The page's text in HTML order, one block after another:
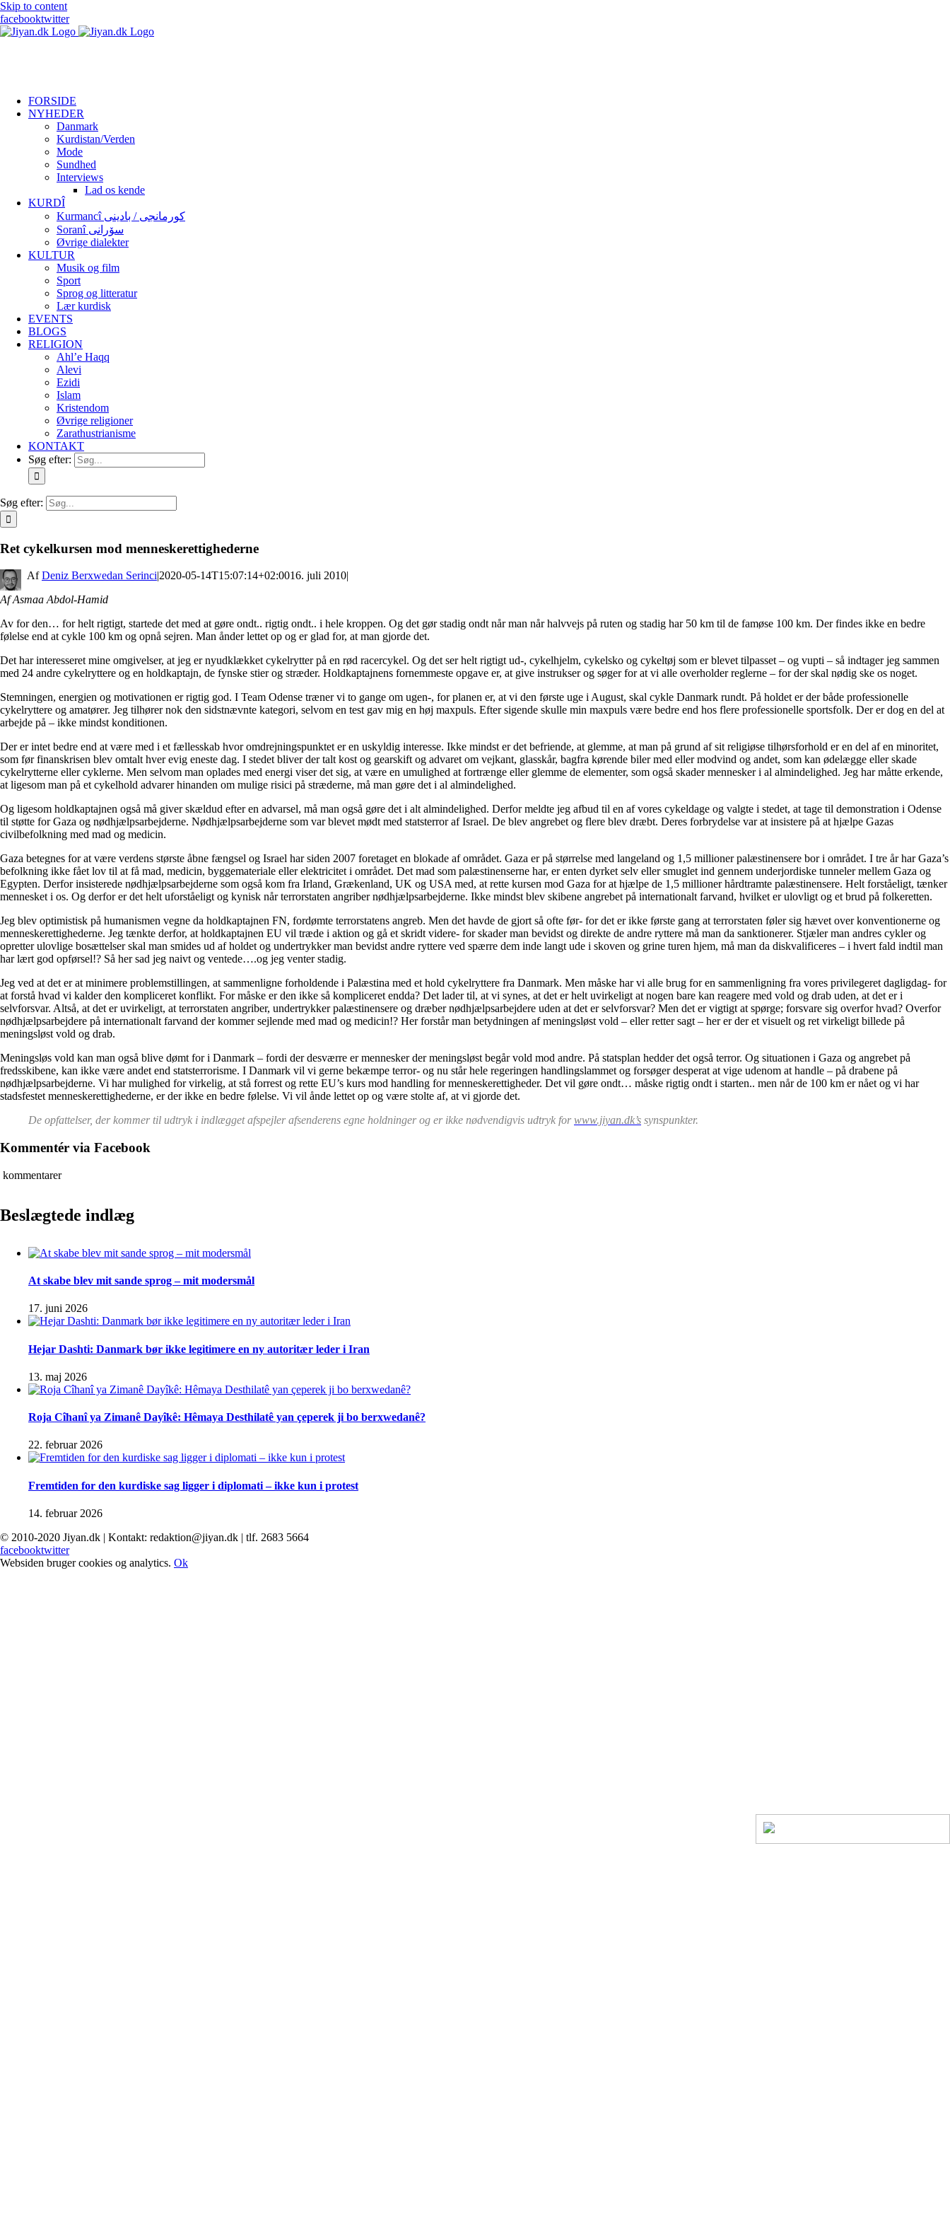
Skip to content
facebooktwitter
FORSIDE
NYHEDER
Danmark
Kurdistan/Verden
Mode
Sundhed
Interviews
Lad os kende
KURDÎ
Kurmancî کورمانجی / بادینی
Soranî سۆرانی
Øvrige dialekter
KULTUR
Musik og film
Sport
Sprog og litteratur
Lær kurdisk
EVENTS
BLOGS
RELIGION
Ahl’e Haqq
Alevi
Ezidi
Islam
Kristendom
Øvrige religioner
Zarathustrianisme
KONTAKT
Søg efter:
Søg efter:
Ret cykelkursen mod menneskerettighederne
By Deniz Berxwedan Serinci|2020-05-14T15:07:14+02:0016. juli 2010|
Af Asmaa Abdol-Hamid
Av for den… for helt rigtigt, startede det med at gøre ondt.. rigtig ondt.. i hele kroppen. Og det gør stadig ondt når man når halvvejs på ruten og stadig har 50 km til de famøse 100 km. Der findes ikke en bedre
følelse end at cykle 100 km og opnå sejren. Man ånder lettet op og er glad for, at man gjorde det.
Det har interesseret mine omgivelser, at jeg er nyudklækket cykelrytter på en rød racercykel. Og det ser helt rigtigt ud-, cykelhjelm, cykelsko og cykeltøj som er blevet tilpasset – og vupti – så indtager jeg sammen
med 24 andre cykelryttere og en holdkaptajn, de fynske stier og stræder. Holdkaptajnens fornemmeste opgave er, at give instrukser og søger for at vi alle overholder reglerne – for der skal nødig ske os noget.
Stemningen, energien og motivationen er rigtig god. I Team Odense træner vi to gange om ugen-, for planen er, at vi den første uge i August, skal cykle Danmark rundt. På holdet er der både professionelle
cykelryttere og amatører. Jeg tilhører nok den sidstnævnte kategori, selvom en test gav mig en høj maxpuls. Efter sigende skulle min maxpuls være bedre end hos flere professionelle sportsfolk. Der er dog en del at
arbejde på – ikke mindst konditionen.
Der er intet bedre end at være med i et fællesskab hvor omdrejningspunktet er en uskyldig interesse. Ikke mindst er det befriende, at glemme, at man på grund af sit religiøse tilhørsforhold er en del af en minoritet,
som før finanskrisen blev omtalt hver evig eneste dag. I stedet bliver der talt kost og gearskift og advaret om vejkant, glasskår, bagfra kørende biler med eller modvind og andet, som kan ødelægge eller skade
cykelrytterne eller cyklerne. Men selvom man oplades med energi viser det sig, at være en umulighed at fortrænge eller glemme de elementer, som også skader mennesker i al almindelighed. Jeg har måtte erkende,
at ligesom man på et cykelhold advarer hinanden om mulige risici på stræderne, må man gøre det i al almindelighed.
Og ligesom holdkaptajnen også må giver skældud efter en advarsel, må man også gøre det i alt almindelighed. Derfor meldte jeg afbud til en af vores cykeldage og valgte i stedet, at tage til demonstration i Odense
til støtte for Gaza og nødhjælpsarbejderne. Nødhjælpsarbejderne som var blevet mødt med statsterror af Israel. De blev angrebet og flere blev dræbt. Deres forbrydelse var at insistere på at hjælpe Gazas
civilbefolkning med mad og medicin.
Gaza betegnes for at være verdens største åbne fængsel og Israel har siden 2007 foretaget en blokade af området. Gaza er på størrelse med langeland og 1,5 millioner palæstinensere bor i området. I tre år har Gaza’s
befolkning ikke fået lov til at få mad, medicin, byggemateriale eller elektricitet i området. Det mad som palæstinenserne har, er enten dyrket selv eller smuglet ind gennem underjordiske tunneler mellem Gaza og
Egypten. Derfor insisterede nødhjælpsarbejderne som også kom fra Irland, Grækenland, UK og USA med, at rette kursen mod Gaza for at hjælpe de 1,5 millioner hårdtramte palæstinensere. Helt forståeligt, tænker
mennesket i os. Og derfor er det helt uforståeligt og kynisk når terrorstaten angriber nødhjælpsarbejderne. Ikke mindst blev skibene angrebet på internationalt farvand, hvilket er ulovligt og et brud på folkeretten.
Jeg blev optimistisk på humanismen vegne da holdkaptajnen FN, fordømte terrorstatens angreb. Men det havde de gjort så ofte før- for det er ikke første gang at terrorstaten føler sig hævet over konventionerne og
menneskerettighederne. Jeg tænkte derfor, at holdkaptajnen EU vil træde i aktion og gå et skridt videre- for skader man bevidst og direkte de andre ryttere må man da sanktionerer. Stjæler man andres cykler og
opretter ulovlige bosættelser skal man smides ud af holdet og undertrykker man bevidst andre ryttere ved spærre dem inde langt ude i skoven og grine turen hjem, må man da diskvalificeres – i hvert fald indtil man
har lært god opførsel!? Så her sad jeg naivt og ventede….og jeg venter stadig.
Jeg ved at det er at minimere problemstillingen, at sammenligne forholdende i Palæstina med et hold cykelryttere fra Danmark. Men måske har vi alle brug for en sammenligning fra vores privilegeret dagligdag- for
at forstå hvad vi kalder den kompliceret konflikt. For måske er den ikke så kompliceret endda? Det lader til, at vi synes, at det er helt uvirkeligt at nogen bare kan reagere med vold og drab uden, at det er i
selvforsvar. Altså, at det er uvirkeligt, at terrorstaten angriber, undertrykker palæstinensere og dræber nødhjælpsarbejdere uden at det er selvforsvar? Men det er vigtigt at spørge; forsvare sig overfor hvad? Overfor
nødhjælpsarbejdere på internationalt farvand der kommer sejlende med mad og medicin!? Her forstår man betydningen af meningsløst vold – eller retter sagt – her er der et visuelt og ret virkeligt billede på
meningsløst vold og drab.
Meningsløs vold kan man også blive dømt for i Danmark – fordi der desværre er mennesker der meningsløst begår vold mod andre. På statsplan hedder det også terror. Og situationen i Gaza og angrebet på
fredsskibene, kan ikke være andet end statsterrorisme. I Danmark vil vi gerne bekæmpe terror- og nu står hele regeringen handlingslammet og forsøger desperat at vige udenom at handle – på drabene på
nødhjælpsarbejderne. Vi har mulighed for virkelig, at stå forrest og rette EU’s kurs mod handling for menneskerettigheder. Det vil gøre ondt… måske rigtig ondt i starten.. men når de 100 km er nået og vi har
stadsfestet menneskerettighederne, er der ikke en bedre følelse. Vi vil ånde lettet op og være stolte af, at vi gjorde det.
De opfattelser, der kommer til udtryk i indlægget afspejler afsenderens egne holdninger og er ikke nødvendigvis udtryk forwww.jiyan.dk’s synspunkter.
Kommentér via Facebook
kommentarer
Beslægtede indlæg
At skabe blev mit sande sprog – mit modersmål
17. juni 2026
Hejar Dashti: Danmark bør ikke legitimere en ny autoritær leder i Iran
13. maj 2026
Roja Cîhanî ya Zimanê Dayîkê: Hêmaya Desthilatê yan çeperek ji bo berxwedanê?
22. februar 2026
Fremtiden for den kurdiske sag ligger i diplomati – ikke kun i protest
14. februar 2026
© 2010-2020 Jiyan.dk | Kontakt: redaktion@jiyan.dk | tlf. 2683 5664
facebooktwitter
Websiden bruger cookies og analytics. Ok